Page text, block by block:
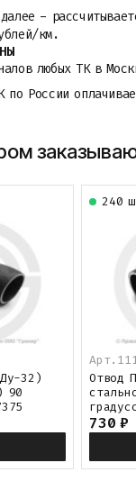
-
км.
любых ТК в
по России
32)
90
240
Отвод
730 ₽